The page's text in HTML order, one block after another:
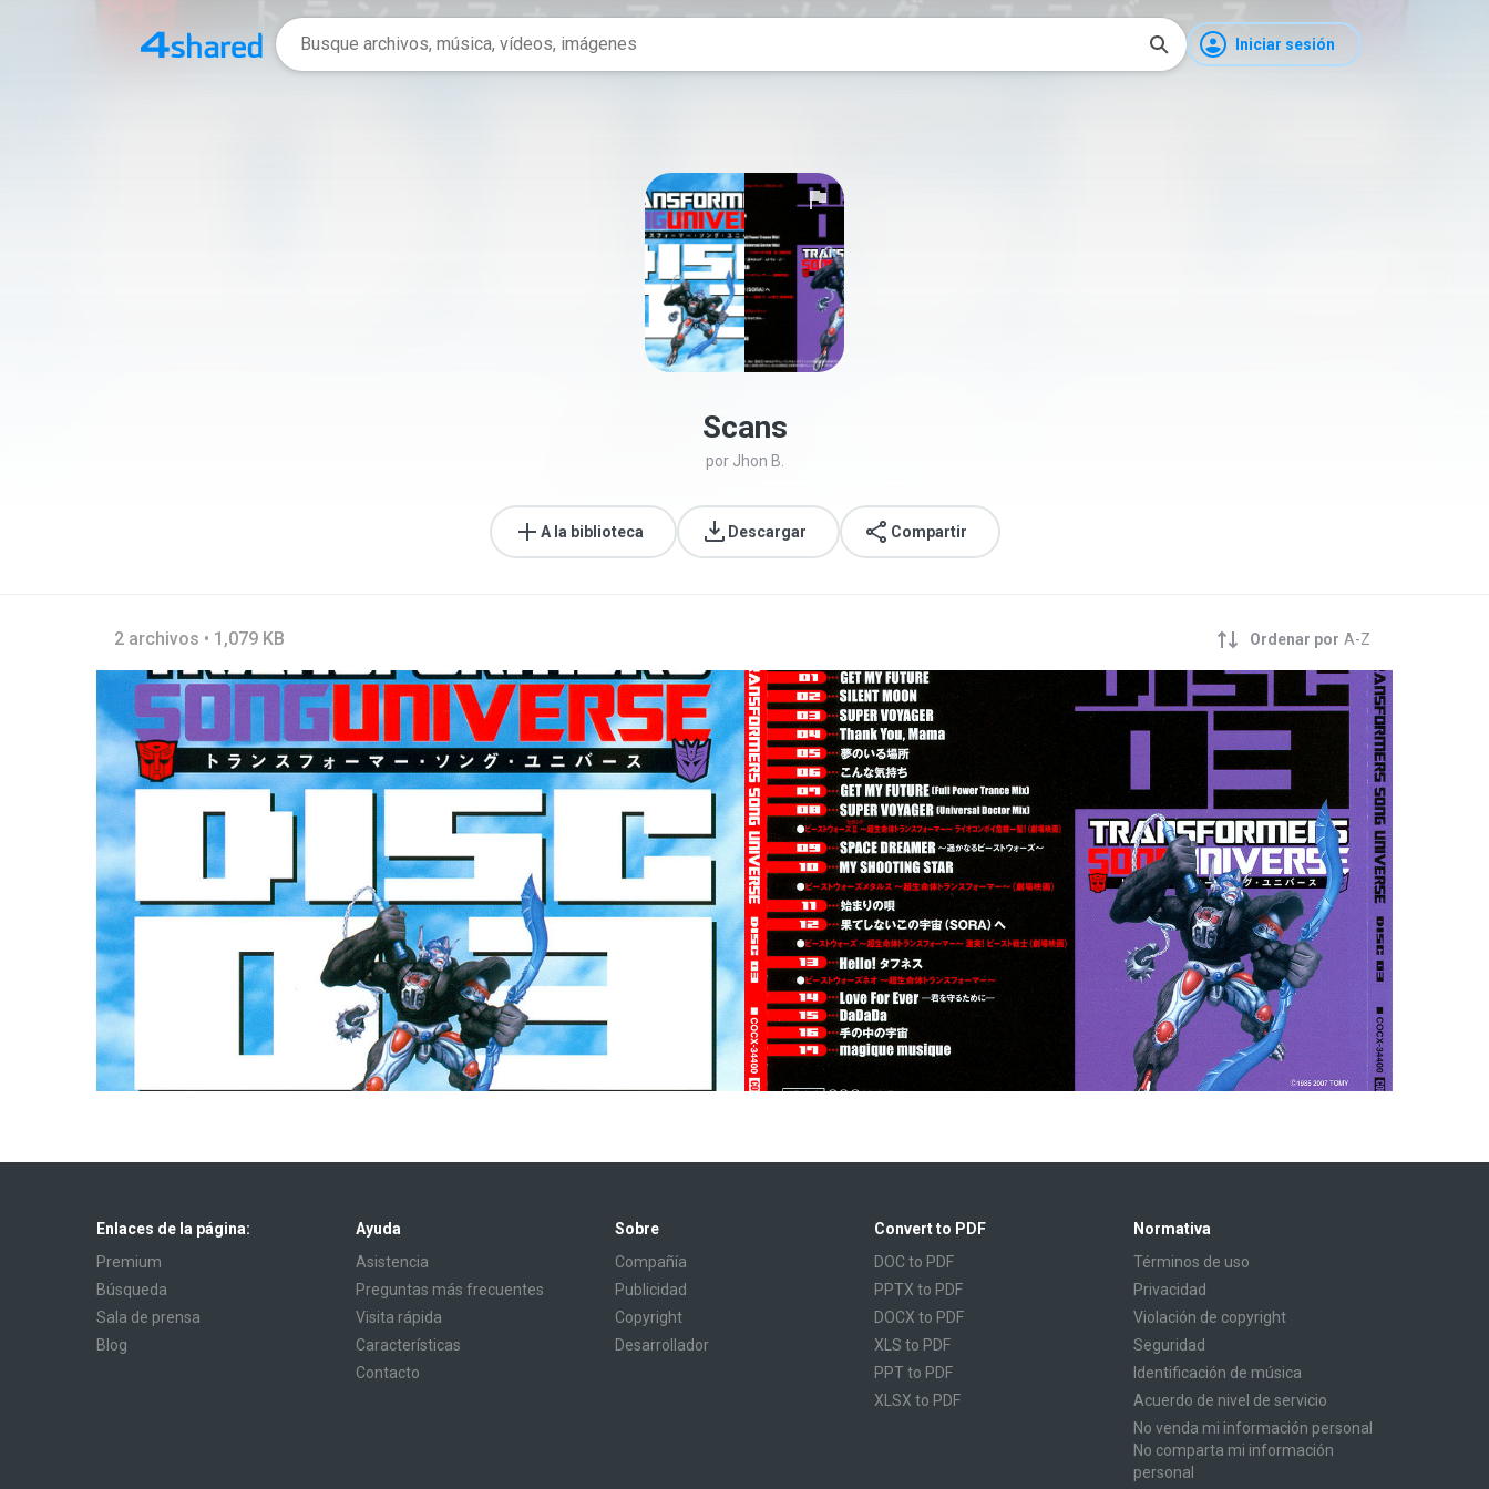
Iniciar sesión
Scans
por Jhon B.
A la biblioteca Descargar Compartir
2 archivos • 1,079 KB Ordenar por A-Z
Enlaces de la página:
Premium
Búsqueda
Sala de prensa
Blog
Ayuda
Asistencia
Preguntas más frecuentes
Visita rápida
Características
Contacto
Sobre
Compañía
Publicidad
Copyright
Desarrollador
Convert to PDF
DOC to PDF
PPTX to PDF
DOCX to PDF
XLS to PDF
PPT to PDF
XLSX to PDF
Normativa
Términos de uso
Privacidad
Violación de copyright
Seguridad
Identificación de música
Acuerdo de nivel de servicio
No venda mi información personal
No comparta mi información
personal